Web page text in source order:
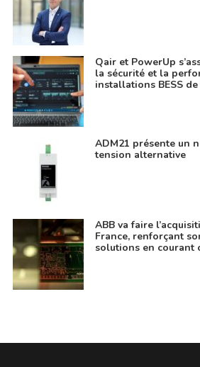
Qair et PowerUp
la sécurité et la
installations BESS de
ADM21 présente un
tension alternative
ABB va faire
France, renforçant
solutions en courant